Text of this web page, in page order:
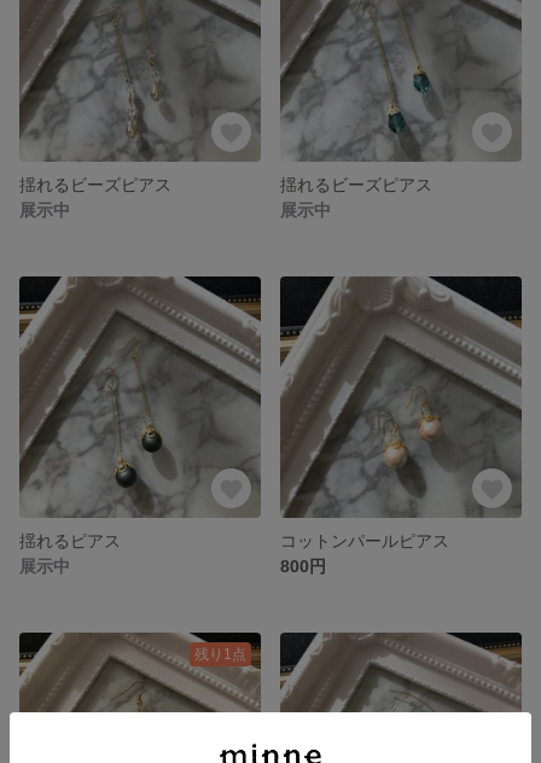
揺れるビーズピアス
展示中
揺れるビーズピアス
展示中
揺れるピアス
展示中
コットンパールピアス
800円
残り1点